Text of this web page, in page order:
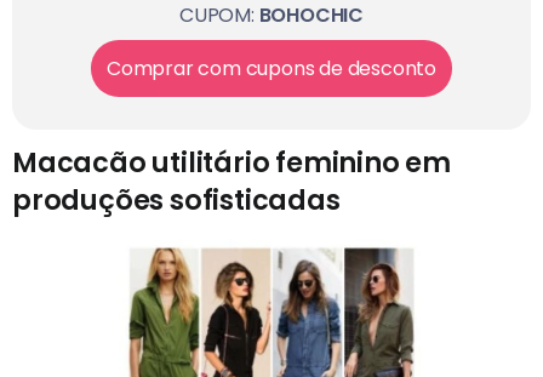
CUPOM: BOHOCHIC
Comprar com cupons de desconto
Macacão utilitário feminino em
produções sofisticadas